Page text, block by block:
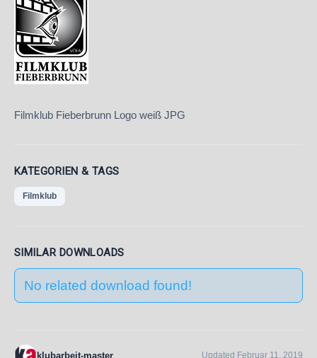
Filmklub Fieberbrunn Logo weiß JPG
KATEGORIEN & TAGS
Filmklub
SIMILAR DOWNLOADS
No related download found!
klubarbeit-master Updated Februar 11, 2019